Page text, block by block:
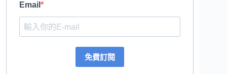
Email
免費訂閱